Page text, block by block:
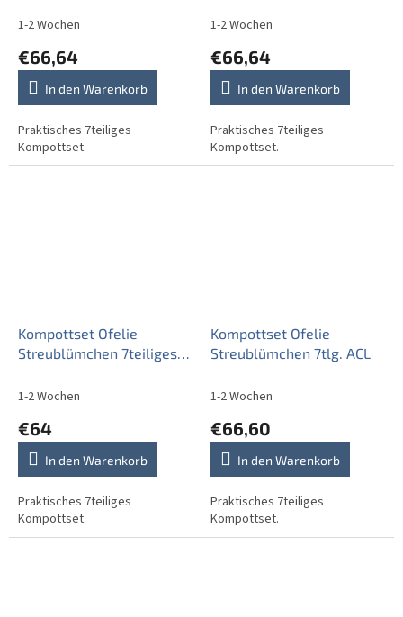
1-2 Wochen
€66,64
In den Warenkorb
Praktisches 7teiliges
Kompottset.
1-2 Wochen
€66,64
In den Warenkorb
Praktisches 7teiliges
Kompottset.
Kompottset Ofelie
Streublümchen 7teiliges
1-2 Wochen
€64
In den Warenkorb
Praktisches 7teiliges
Kompottset.
Kompottset Ofelie
Streublümchen 7tlg. ACL
1-2 Wochen
€66,60
In den Warenkorb
Praktisches 7teiliges
Kompottset.